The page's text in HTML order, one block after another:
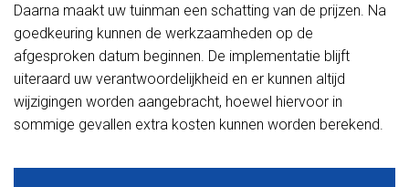
Daarna maakt uw tuinman een schatting van de prijzen. Na
goedkeuring kunnen de werkzaamheden op de
afgesproken datum beginnen. De implementatie blijft
uiteraard uw verantwoordelijkheid en er kunnen altijd
wijzigingen worden aangebracht, hoewel hiervoor in
sommige gevallen extra kosten kunnen worden berekend.